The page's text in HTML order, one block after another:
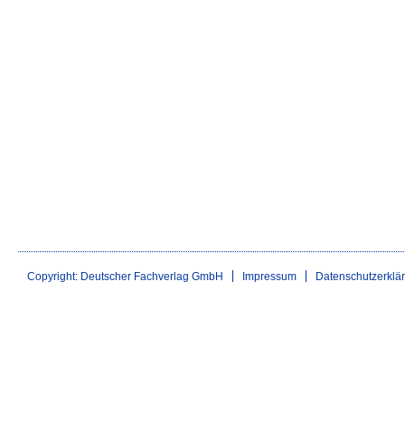
Copyright: Deutscher Fachverlag GmbH Impressum